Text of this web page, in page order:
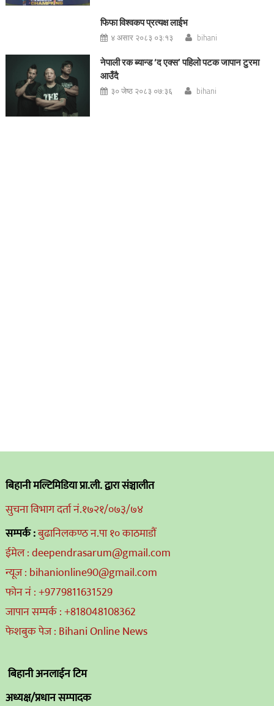
फिफा विश्वकप प्रत्यक्ष लाईभ
४ असार २०८३ ०३:१३ bihani
नेपाली रक ब्यान्ड ‘द एक्स’ पहिलो पटक जापान टुरमा
आउँदै
३० जेष्ठ २०८३ ०७:३६ bihani
बिहानी मल्टिमिडिया प्रा.ली. द्वारा संञ्चालीत
सुचना विभाग दर्ता नं.१७२१/०७३/७४
सम्पर्क :बुढानिलकण्ठ न.पा १० काठमाडौं
ईमेल : deependrasarum@gmail.com
न्यूज : bihanionline90@gmail.com
फोन नं : +9779811631529
जापान सम्पर्क : +818048108362
फेशबुक पेज : Bihani Online News
बिहानी अनलाईन टिम
अध्यक्ष/प्रधान सम्पादक